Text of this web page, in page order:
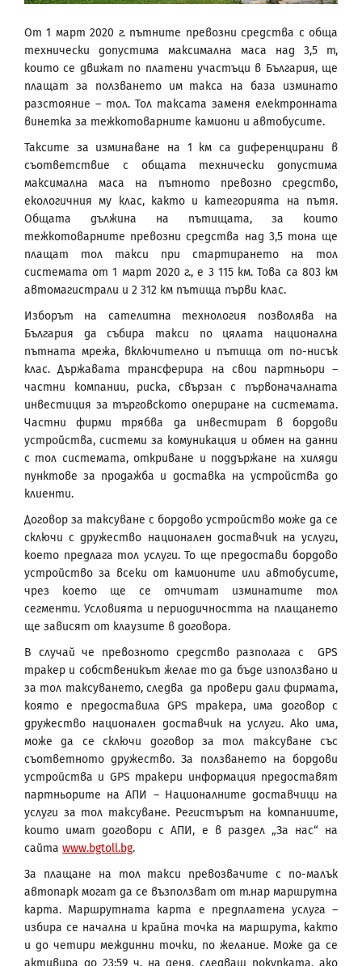
От 1 март 2020 г. пътните превозни средства с обща
технически допустима максимална маса над 3,5 т,
които се движат по платени участъци в България, ще
плащат за ползването им такса на база изминато
разстояние – тол. Тол таксата заменя електронната
винетка за тежкотоварните камиони и автобусите.
Таксите за изминаване на 1 км са диференцирани в
съответствие с общата технически допустима
максимална маса на пътното превозно средство,
екологичния му клас, както и категорията на пътя.
Общата дължина на пътищата, за които
тежкотоварните превозни средства над 3,5 тона ще
плащат тол такси при стартирането на тол
системата от 1 март 2020 г., е 3 115 км. Това са 803 км
автомагистрали и 2 312 км пътища първи клас.
Изборът на сателитна технология позволява на
България да събира такси по цялата национална
пътната мрежа, включително и пътища от по-нисък
клас. Държавата трансферира на свои партньори –
частни компании, риска, свързан с първоначалната
инвестиция за търговското опериране на системата.
Частни фирми трябва да инвестират в бордови
устройства, системи за комуникация и обмен на данни
с тол системата, откриване и поддържане на хиляди
пунктове за продажба и доставка на устройства до
клиенти.
Договор за таксуване с бордово устройство може да се
сключи с дружество национален доставчик на услуги,
което предлага тол услуги. То ще предостави бордово
устройство за всеки от камионите или автобусите,
чрез което ще се отчитат изминатите тол
сегменти. Условията и периодичността на плащането
ще зависят от клаузите в договора.
В случай че превозното средство разполага с GPS
тракер и собственикът желае то да бъде използвано и
за тол таксуването, следва да провери дали фирмата,
която е предоставила GPS тракера, има договор с
дружество национален доставчик на услуги. Ако има,
може да се сключи договор за тол таксуване със
съответното дружество. За ползването на бордови
устройства и GPS тракери информация предоставят
партньорите на АПИ – Националните доставчици на
услуги за тол таксуване. Регистърът на компаниите,
които имат договори с АПИ, е в раздел „За нас“ на
сайта www.bgtoll.bg.
За плащане на тол такси превозвачите с по-малък
автопарк могат да се възползват от т.нар маршрутна
карта. Маршрутната карта е предплатена услуга –
избира се начална и крайна точка на маршрута, както
и до четири междинни точки, по желание. Може да се